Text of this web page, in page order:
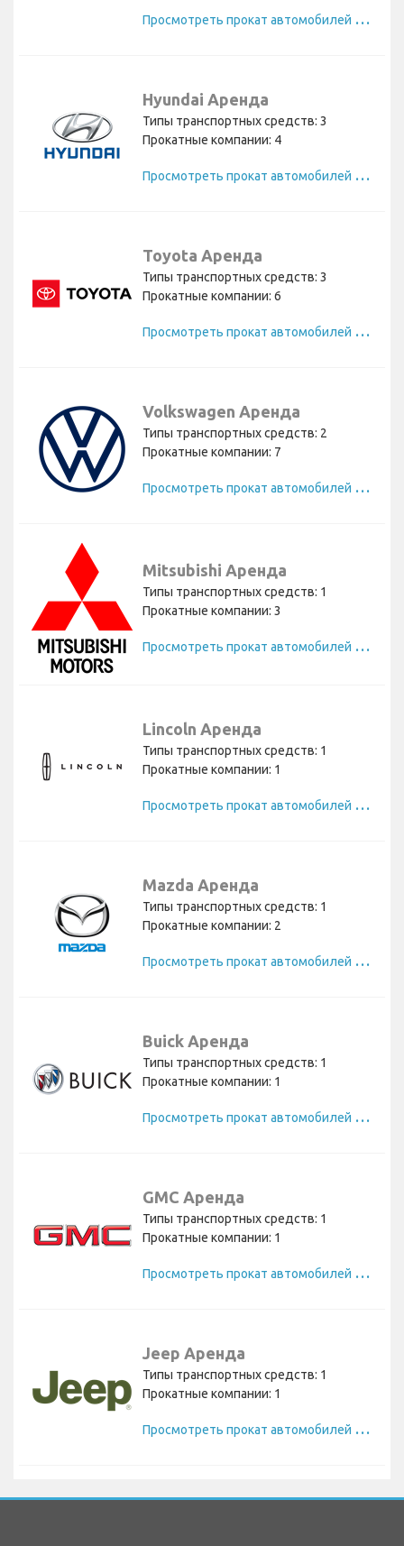
П
росмотреть прокат автомобилей Dodge
Hyundai Аренда
Типы транспортных средств: 3
Прокатные компании: 4
П
росмотреть прокат автомобилей Hyundai
Toyota Аренда
Типы транспортных средств: 3
Прокатные компании: 6
П
росмотреть прокат автомобилей Toyota
Volkswagen Аренда
Типы транспортных средств: 2
Прокатные компании: 7
П
росмотреть прокат автомобилей Volkswagen
Mitsubishi Аренда
Типы транспортных средств: 1
Прокатные компании: 3
П
росмотреть прокат автомобилей Mitsubishi
Lincoln Аренда
Типы транспортных средств: 1
Прокатные компании: 1
П
росмотреть прокат автомобилей Lincoln
Mazda Аренда
Типы транспортных средств: 1
Прокатные компании: 2
П
росмотреть прокат автомобилей Mazda
Buick Аренда
Типы транспортных средств: 1
Прокатные компании: 1
П
росмотреть прокат автомобилей Buick
GMC Аренда
Типы транспортных средств: 1
Прокатные компании: 1
П
росмотреть прокат автомобилей GMC
Jeep Аренда
Типы транспортных средств: 1
Прокатные компании: 1
П
росмотреть прокат автомобилей Jeep